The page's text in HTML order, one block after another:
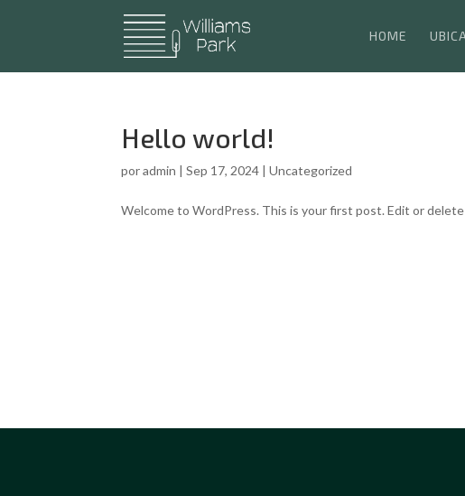
HOME
Hello world!
poradmin |Sep 17, 2024 |Uncategorized
Welcome to WordPress. This is your first post. Edit or